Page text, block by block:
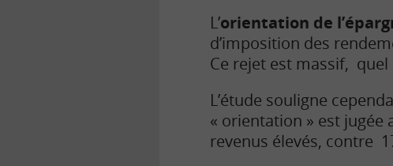
L’orientation de
d’imposition des
Ce rejet est massif, quel
L’étude souligne
« orientation » est jugée
revenus élevés, contre